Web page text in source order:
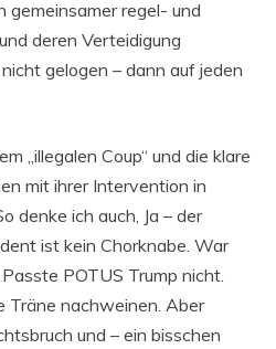
gemeinsamer regel- und
deren Verteidigung
gelogen – dann auf jeden
„illegalen Coup“ und die klare
mit ihrer Intervention in
denke ich auch, Ja – der
ist kein Chorknabe. War
POTUS Trump nicht.
Träne nachweinen. Aber
und – ein bisschen